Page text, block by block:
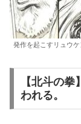
発作を起こすリュウケ
【北斗の
われる。